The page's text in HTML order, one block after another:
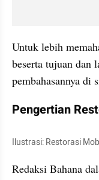
Untuk lebih
beserta tujuan dan
pembahasannya di
Pengertian
Ilustrasi: Restorasi
Redaksi Bahana